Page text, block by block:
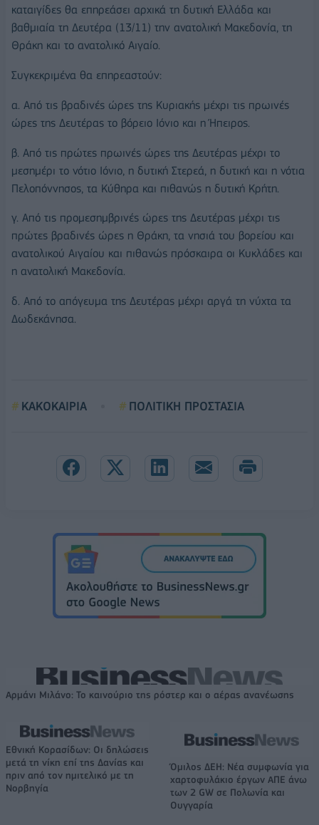
καταιγίδες θα επηρεάσει αρχικά τη δυτική Ελλάδα και
βαθμιαία τη Δευτέρα (13/11) την ανατολική Μακεδονία, τη
Θράκη και το ανατολικό Αιγαίο.
Συγκεκριμένα θα επηρεαστούν:
α. Από τις βραδινές ώρες της Κυριακής μέχρι τις πρωινές
ώρες της Δευτέρας το βόρειο Ιόνιο και η Ήπειρος.
β. Από τις πρώτες πρωινές ώρες της Δευτέρας μέχρι το
μεσημέρι το νότιο Ιόνιο, η δυτική Στερεά, η δυτική και η νότια
Πελοπόννησος, τα Κύθηρα και πιθανώς η δυτική Κρήτη.
γ. Από τις προμεσημβρινές ώρες της Δευτέρας μέχρι τις
πρώτες βραδινές ώρες η Θράκη, τα νησιά του βορείου και
ανατολικού Αιγαίου και πιθανώς πρόσκαιρα οι Κυκλάδες και
η ανατολική Μακεδονία.
δ. Από το απόγευμα της Δευτέρας μέχρι αργά τη νύχτα τα
Δωδεκάνησα.
ΚΑΚΟΚΑΙΡΙΑ ΠΟΛΙΤΙΚΗ ΠΡΟΣΤΑΣΙΑ
Αρμάνι Μιλάνο: Το καινούριο της ρόστερ και ο αέρας ανανέωσης
Εθνική Κορασίδων: Οι δηλώσεις
μετά τη νίκη επί της Δανίας και
πριν από τον ημιτελικό με τη
Νορβηγία
Όμιλος ΔΕΗ: Νέα συμφωνία για
χαρτοφυλάκιο έργων ΑΠΕ άνω
των 2 GW σε Πολωνία και
Ουγγαρία